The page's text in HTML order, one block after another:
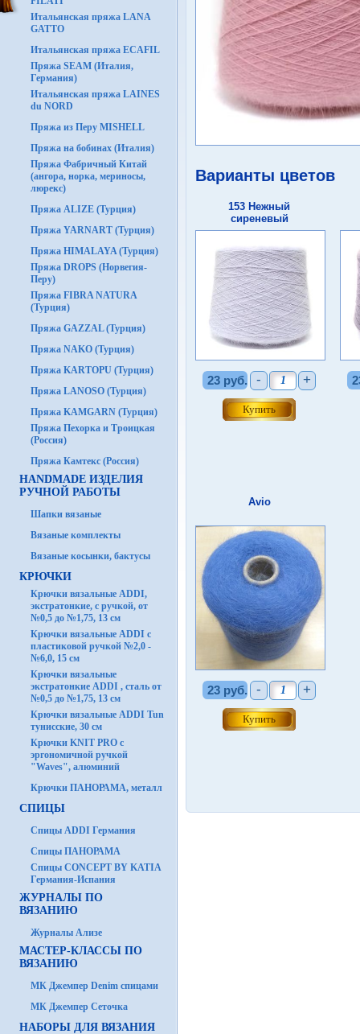
Итальянская пряжа LANA
GATTO
Итальянская пряжа ECAFIL
Пряжа SEAM (Италия,
Германия)
Итальянская пряжа LAINES
du NORD
Пряжа из Перу MISHELL
Пряжа на бобинах (Италия)
Пряжа Фабричный Китай
(ангора, норка, мериносы,
люрекс)
Пряжа ALIZE (Турция)
Пряжа YARNART (Турция)
Пряжа HIMALAYA (Турция)
Пряжа DROPS (Норвегия-
Перу)
Пряжа FIBRA NATURA
(Турция)
Пряжа GAZZAL (Турция)
Пряжа NAKO (Турция)
Пряжа KARTOPU (Турция)
Пряжа LANOSO (Турция)
Пряжа KAMGARN (Турция)
Пряжа Пехорка и Троицкая
(Россия)
Пряжа Камтекс (Россия)
HANDMADE ИЗДЕЛИЯ
РУЧНОЙ РАБОТЫ
Шапки вязаные
Вязаные комплекты
Вязаные косынки, бактусы
КРЮЧКИ
Крючки вязальные ADDI,
экстратонкие, с ручкой, от
№0,5 до №1,75, 13 см
Крючки вязальные ADDI с
пластиковой ручкой №2,0 -
№6,0, 15 см
Крючки вязальные
экстратонкие ADDI , сталь от
№0,5 до №1,75, 13 см
Крючки вязальные ADDI Tun
тунисские, 30 см
Крючки KNIT PRO с
эргономичной ручкой
"Waves", алюминий
Крючки ПАНОРАМА, металл
СПИЦЫ
Спицы ADDI Германия
Спицы ПАНОРАМА
Спицы CONCEPT BY KATIA
Германия-Испания
ЖУРНАЛЫ ПО
ВЯЗАНИЮ
Журналы Ализе
МАСТЕР-КЛАССЫ ПО
ВЯЗАНИЮ
МК Джемпер Denim спицами
МК Джемпер Сеточка
НАБОРЫ ДЛЯ ВЯЗАНИЯ
Варианты цветов
153 Нежный
сиреневый
23 руб. - +
Avio
23 руб. - +